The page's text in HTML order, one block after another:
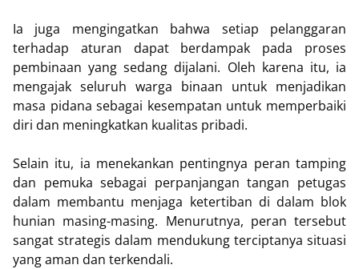
Ia juga mengingatkan bahwa setiap pelanggaran
terhadap aturan dapat berdampak pada proses
pembinaan yang sedang dijalani. Oleh karena itu, ia
mengajak seluruh warga binaan untuk menjadikan
masa pidana sebagai kesempatan untuk memperbaiki
diri dan meningkatkan kualitas pribadi.
Selain itu, ia menekankan pentingnya peran tamping
dan pemuka sebagai perpanjangan tangan petugas
dalam membantu menjaga ketertiban di dalam blok
hunian masing-masing. Menurutnya, peran tersebut
sangat strategis dalam mendukung terciptanya situasi
yang aman dan terkendali.